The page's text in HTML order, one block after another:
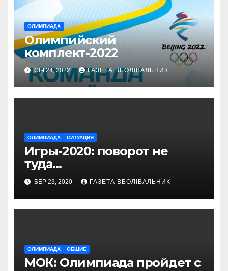
ОЛИМПИАДА
Олимпийский
комплект-2022
СІЧ 24, 2022 ГАЗЕТА ВБОЛІВАЛЬНИК
ОЛИМПИАДА СИТУАЦИЯ
Игры-2020: поворот не
туда…
БЕР 23, 2020 ГАЗЕТА ВБОЛІВАЛЬНИК
ОЛИМПИАДА ОБЩИЕ
МОК: Олимпиада пройдет с